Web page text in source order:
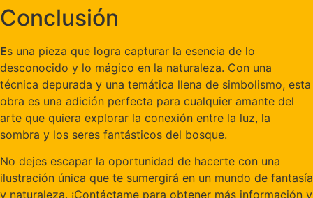
Conclusión
Es una pieza que logra capturar la esencia de lo
desconocido y lo mágico en la naturaleza. Con una
técnica depurada y una temática llena de simbolismo, esta
obra es una adición perfecta para cualquier amante del
arte que quiera explorar la conexión entre la luz, la
sombra y los seres fantásticos del bosque.
No dejes escapar la oportunidad de hacerte con una
ilustración única que te sumergirá en un mundo de fantasía
y naturaleza. ¡Contáctame para obtener más información y